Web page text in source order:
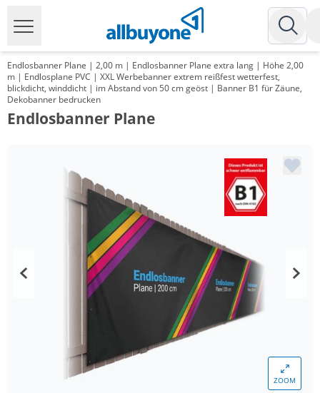
Endlosbanner Plane | 2,00 m | Endlosbanner Plane extra lang | Höhe 2,00
m | Endlosplane PVC | XXL Werbebanner extrem reißfest wetterfest,
blickdicht, winddicht | im Abstand von 50 cm geöst | Banner B1 für Zäune,
Dekobanner bedrucken
Endlosbanner Plane
ZOOM